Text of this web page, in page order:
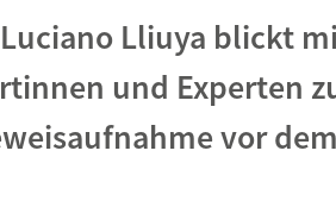
& Handel
Begegnung
Lliuya blickt
und Experten
vor